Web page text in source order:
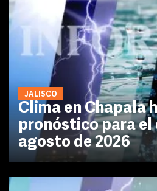
JALISCO
Clima en Chapala
pronóstico para el
agosto de 2026